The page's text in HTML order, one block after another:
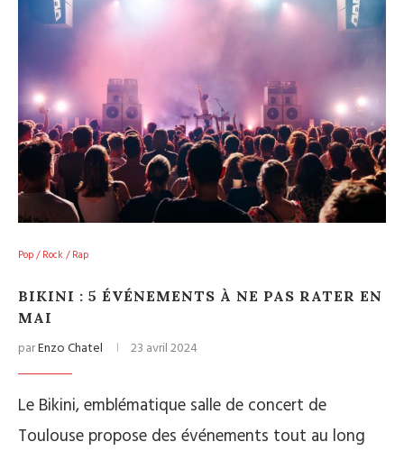
Pop / Rock / Rap
BIKINI : 5 ÉVÉNEMENTS À NE PAS RATER EN
MAI
parEnzo Chatel 23 avril 2024
Le Bikini, emblématique salle de concert de
Toulouse propose des événements tout au long